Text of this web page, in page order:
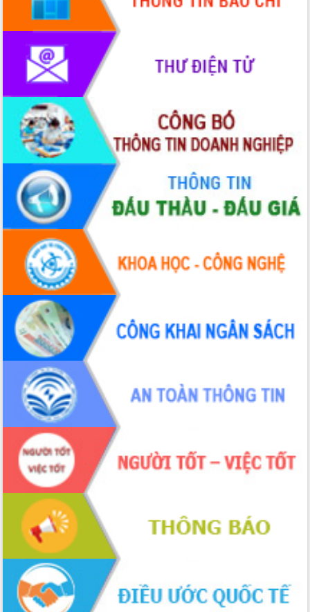
Giai đoạn 2026-2030, Đắk Lắk phấn
đấu có 77% xã đạt chuẩn nông thôn
Chuyển đổi số 'mở đường' cho nông
nghiệp Đắk Lắk tăng trưởng bứt phá
Triển khai đồng bộ đo đạc, lập hồ sơ
địa chính, hoàn thiện cơ sở dữ liệu đất
đai
Ứng dụng sinh trắc học - Bước tiến
trong hành trình chuyển đổi số tại Đắk
Đắk Lắk nâng cao hiệu quả công tác
Đảng từ Sổ tay đảng viên điện tử
Đắk Lắk đẩy mạnh nuôi biển công
nghệ, hướng tới phát triển thủy sản
bền vững
Tập huấn nâng cao năng lực triển khai
chuyển đổi số cho cán bộ, công chức
cấp xã
Đắk Lắk phát động hưởng ứng Ngày
Quyền của người tiêu dùng Việt Nam
2026
Đẩy mạnh cải cách hành chính, quyết
tâm đạt được mục tiêu tăng trưởng
hai con số trong năm 2026
Tổ chức trang trọng Lễ hội Đền thờ
Lương Văn Chánh năm 2026
Phó Bí thư Tỉnh ủy Đắk Lắk Đỗ Hữu
Huy giữ chức Bí thư Đảng ủy Ủy Ban
Nhân dân tỉnh
Bệnh án điện tử thúc đẩy chuyển đổi
số y tế tại Đắk Lắk
Chuyển đổi số thư viện: Mở rộng
không gian tri thức trong thời đại số
Đánh giá, rút kinh nghiệm công tác tổ
chức diễn tập trước ngày bầu cử
Chương trình “Gặp gỡ hữu nghị –
Friendship Meeting New Year 2026”
Bầu cử Quốc hội và HĐND: Cử tri Đắk
Lắk gửi gắm niềm tin, kỳ vọng vào lá